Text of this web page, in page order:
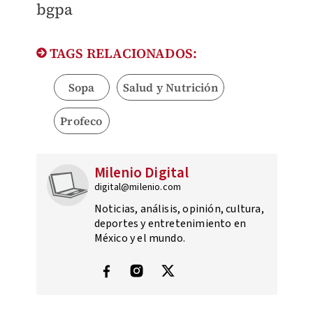
​bgpa
TAGS RELACIONADOS:
Sopa Salud y Nutrición
Profeco
Milenio Digital
digital@milenio.com
Noticias, análisis, opinión, cultura,
deportes y entretenimiento en
México y el mundo.